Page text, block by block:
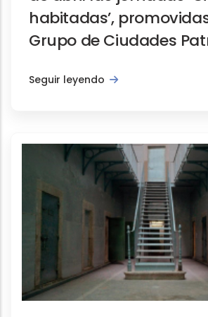
habitadas’,
Grupo de Ciudades
Seguir leyendo